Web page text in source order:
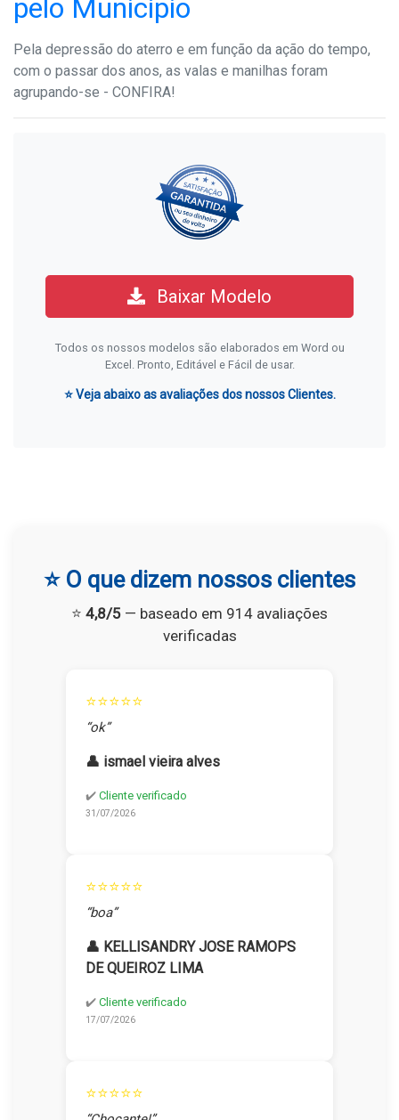
pelo Município
Pela depressão do aterro e em função da ação do tempo,
com o passar dos anos, as valas e manilhas foram
agrupando-se - CONFIRA!
Baixar Modelo
Todos os nossos modelos são elaborados em Word ou
Excel. Pronto, Editável e Fácil de usar.
⭐ Veja abaixo as avaliações dos nossos Clientes.
⭐ O que dizem nossos clientes
⭐ 4,8/5 — baseado em 914 avaliações
verificadas
⭐⭐⭐⭐⭐
“ok”
👤 ismael vieira alves
✔️ Cliente verificado
31/07/2026
⭐⭐⭐⭐⭐
“boa”
👤 KELLISANDRY JOSE RAMOPS
DE QUEIROZ LIMA
✔️ Cliente verificado
17/07/2026
⭐⭐⭐⭐⭐